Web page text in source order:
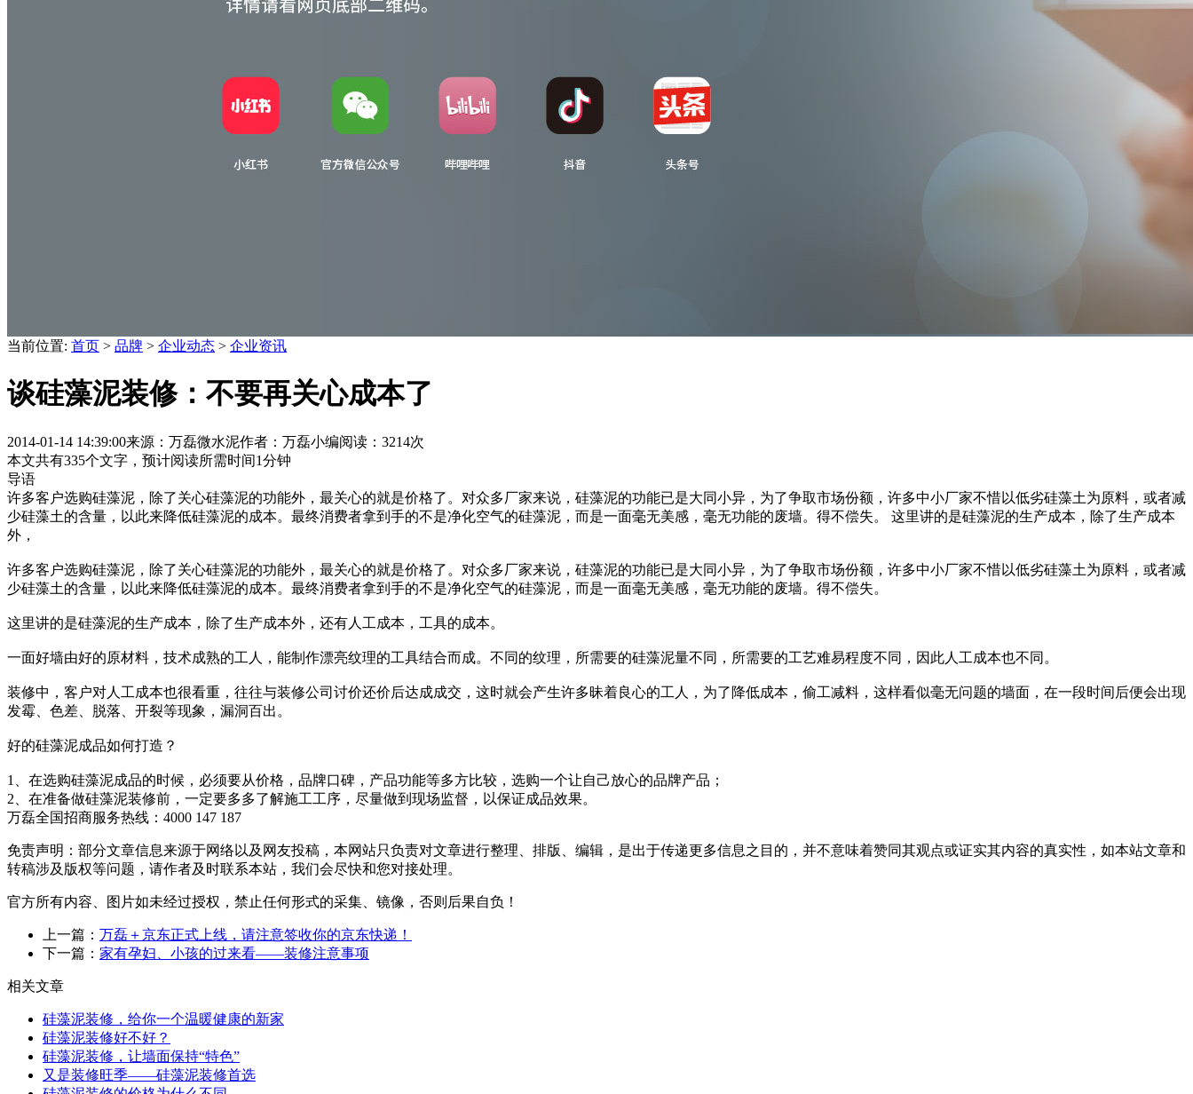
当前位置: 首页 > 品牌 > 企业动态 > 企业资讯
谈硅藻泥装修：不要再关心成本了
2014-01-14 14:39:00来源：万磊微水泥作者：万磊小编阅读：3214次
本文共有335个文字，预计阅读所需时间1分钟
导语
许多客户选购硅藻泥，除了关心硅藻泥的功能外，最关心的就是价格了。对众多厂家来说，硅藻泥的功能已是大同小异，为了争取市场份额，许多中小厂家不惜以低劣硅藻土为原料，或者减
少硅藻土的含量，以此来降低硅藻泥的成本。最终消费者拿到手的不是净化空气的硅藻泥，而是一面毫无美感，毫无功能的废墙。得不偿失。 这里讲的是硅藻泥的生产成本，除了生产成本
外，
许多客户选购硅藻泥，除了关心硅藻泥的功能外，最关心的就是价格了。对众多厂家来说，硅藻泥的功能已是大同小异，为了争取市场份额，许多中小厂家不惜以低劣硅藻土为原料，或者减
少硅藻土的含量，以此来降低硅藻泥的成本。最终消费者拿到手的不是净化空气的硅藻泥，而是一面毫无美感，毫无功能的废墙。得不偿失。
这里讲的是硅藻泥的生产成本，除了生产成本外，还有人工成本，工具的成本。
一面好墙由好的原材料，技术成熟的工人，能制作漂亮纹理的工具结合而成。不同的纹理，所需要的硅藻泥量不同，所需要的工艺难易程度不同，因此人工成本也不同。
装修中，客户对人工成本也很看重，往往与装修公司讨价还价后达成成交，这时就会产生许多昧着良心的工人，为了降低成本，偷工减料，这样看似毫无问题的墙面，在一段时间后便会出现
发霉、色差、脱落、开裂等现象，漏洞百出。
好的硅藻泥成品如何打造？
1、在选购硅藻泥成品的时候，必须要从价格，品牌口碑，产品功能等多方比较，选购一个让自己放心的品牌产品；
2、在准备做硅藻泥装修前，一定要多多了解施工工序，尽量做到现场监督，以保证成品效果。
万磊全国招商服务热线： 4000 147 187
免责声明：部分文章信息来源于网络以及网友投稿，本网站只负责对文章进行整理、排版、编辑，是出于传递更多信息之目的，并不意味着赞同其观点或证实其内容的真实性，如本站文章和
转稿涉及版权等问题，请作者及时联系本站，我们会尽快和您对接处理。
官方所有内容、图片如未经过授权，禁止任何形式的采集、镜像，否则后果自负！
上一篇： 万磊＋京东正式上线，请注意签收你的京东快递！
下一篇： 家有孕妇、小孩的过来看——装修注意事项
相关文章
硅藻泥装修，给你一个温暖健康的新家
硅藻泥装修好不好？
硅藻泥装修，让墙面保持“特色”
又是装修旺季——硅藻泥装修首选